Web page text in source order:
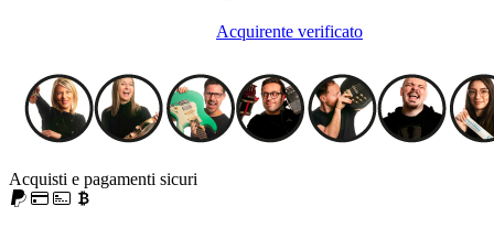
Acquirente verificato
Acquisti e pagamenti sicuri